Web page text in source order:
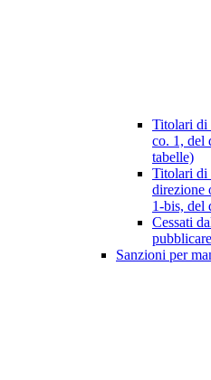
Titolari di
co. 1, del
tabelle)
Titolari di
direzione
1-bis, del
Cessati
Sanzioni per